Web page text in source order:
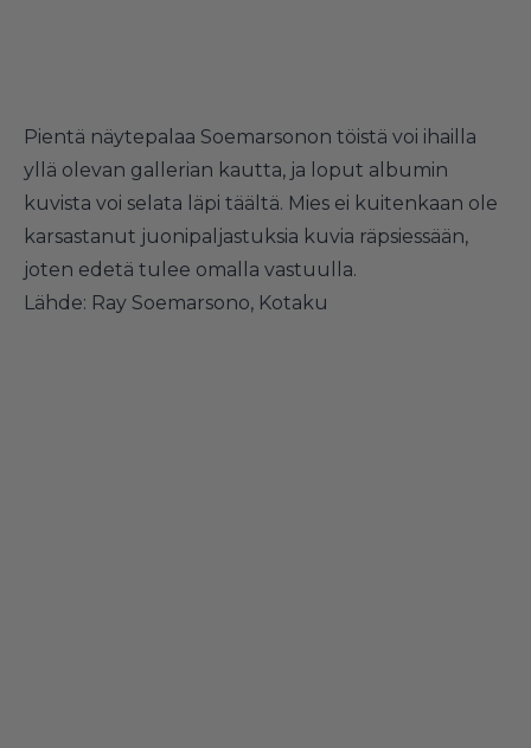
Pientä näytepalaa Soemarsonon töistä voi ihailla
yllä olevan gallerian kautta, ja loput albumin
kuvista voi selata läpi täältä. Mies ei kuitenkaan ole
karsastanut juonipaljastuksia kuvia räpsiessään,
joten edetä tulee omalla vastuulla.
Lähde: Ray Soemarsono, Kotaku